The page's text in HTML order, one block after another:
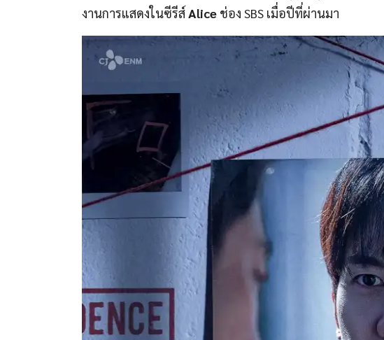
งานการแสดงในซีรีส์Alice ช่อง SBS เมื่อปีที่ผ่านมา